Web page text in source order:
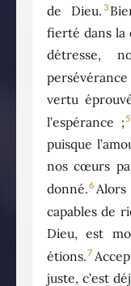
de Dieu. 3
fierté dans la
détresse,
vertu
l’espérance ;5
puisque
nos cœurs
donné.6
capables de
Dieu, est
étions.7
juste, c’est